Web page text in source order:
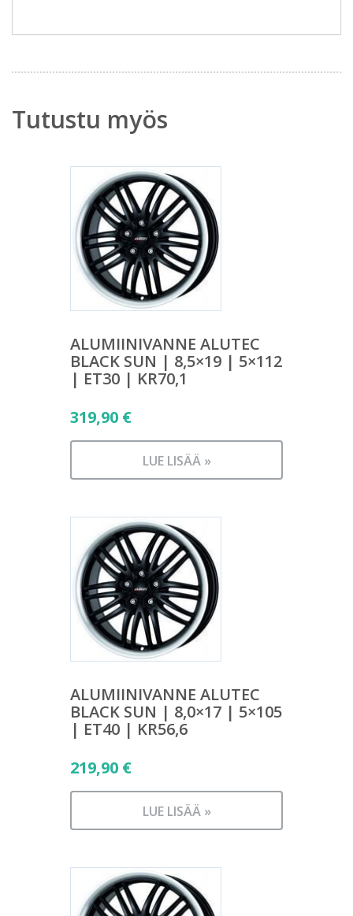
Tutustu myös
ALUMIINIVANNE ALUTEC
BLACK SUN | 8,5×19 | 5×112
| ET30 | KR70,1
319,90 €
LUE LISÄÄ »
ALUMIINIVANNE ALUTEC
BLACK SUN | 8,0×17 | 5×105
| ET40 | KR56,6
219,90 €
LUE LISÄÄ »